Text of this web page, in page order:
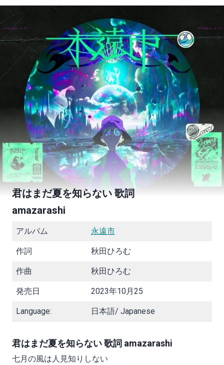
君はまだ夏を知らない 歌詞
amazarashi
アルバム 永遠市
作詞 秋田ひろむ
作曲 秋田ひろむ
発売日 2023年10月25
Language: 日本語/ Japanese
君はまだ夏を知らない 歌詞 amazarashi
七月の風は人見知りしない